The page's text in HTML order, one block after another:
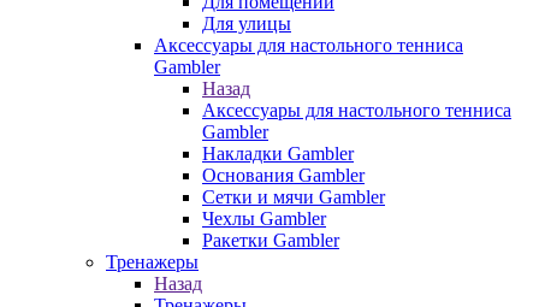
Для улицы
Аксессуары для настольного тенниса
Gambler
Назад
Аксессуары для настольного тенниса
Gambler
Накладки Gambler
Основания Gambler
Сетки и мячи Gambler
Чехлы Gambler
Ракетки Gambler
Тренажеры
Назад